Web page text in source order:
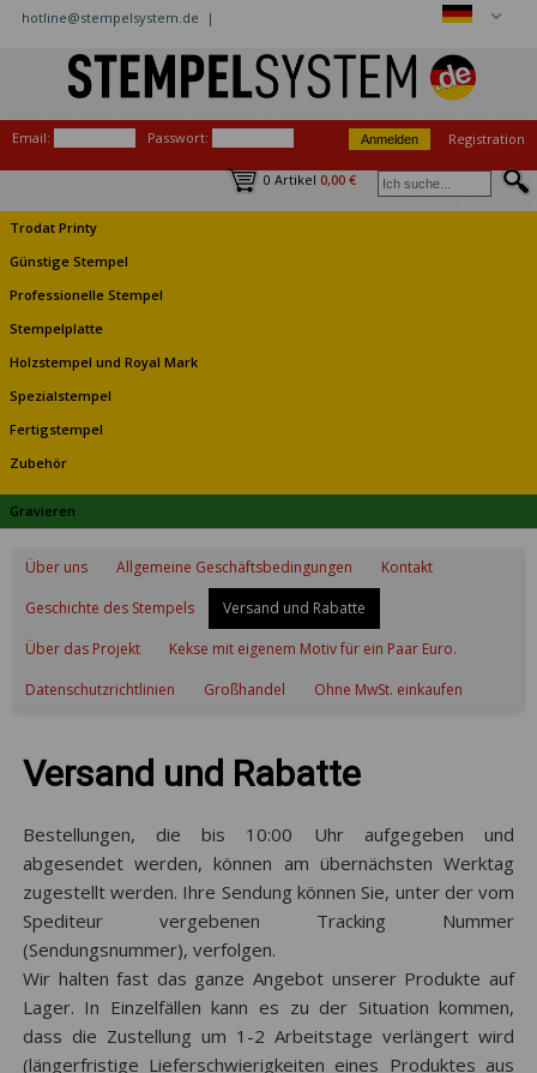
hotline@stempelsystem.de |
Email: Passwort: Registration
0 Artikel 0,00 €
Trodat Printy
Günstige Stempel
Professionelle Stempel
Stempelplatte
Holzstempel und Royal Mark
Spezialstempel
Fertigstempel
Zubehör
Gravieren
Über uns Allgemeine Geschäftsbedingungen
Kontakt
Geschichte des Stempels
Versand und Rabatte
Über das Projekt
Kekse mit eigenem Motiv für ein Paar Euro.
Datenschutzrichtlinien
Großhandel Ohne MwSt. einkaufen
Versand und Rabatte
Bestellungen, die bis 10:00 Uhr aufgegeben und
abgesendet werden, können am übernächsten Werktag
zugestellt werden. Ihre Sendung können Sie, unter der vom
Spediteur vergebenen Tracking Nummer
(Sendungsnummer), verfolgen.
Wir halten fast das ganze Angebot unserer Produkte auf
Lager. In Einzelfällen kann es zu der Situation kommen,
dass die Zustellung um 1-2 Arbeitstage verlängert wird
(längerfristige Lieferschwierigkeiten eines Produktes aus